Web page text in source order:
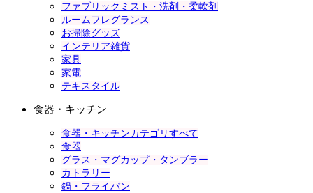
ファブリックミスト・洗剤・柔軟剤
ルームフレグランス
お掃除グッズ
インテリア雑貨
家具
家電
テキスタイル
食器・キッチン
食器・キッチンカテゴリすべて
食器
グラス・マグカップ・タンブラー
カトラリー
鍋・フライパン